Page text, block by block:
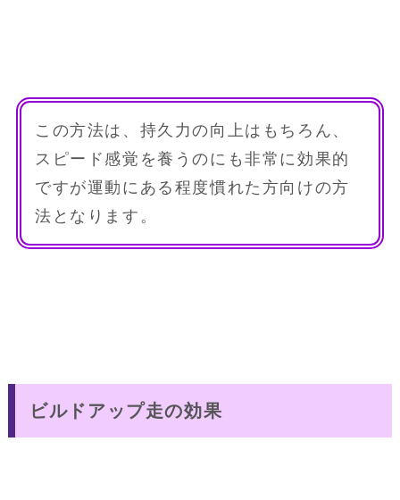
この方法は、持久力の向上はもちろん、
スピード感覚を養うのにも非常に効果的
ですが運動にある程度慣れた方向けの方
法となります。
ビルドアップ走の効果